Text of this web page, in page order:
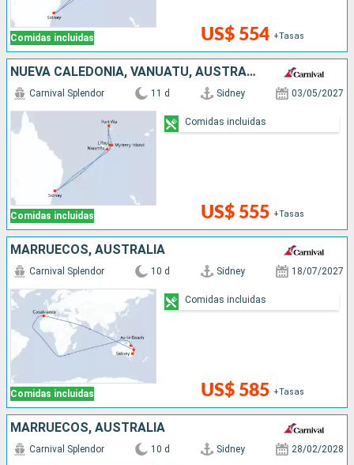
Comidas incluidas US$ 554 +Tasas
NUEVA CALEDONIA, VANUATU, AUSTRALIA
Comidas incluidas
Carnival Splendor 11 d Sidney 03/05/2027
US$ 555 +Tasas
Comidas incluidas
MARRUECOS, AUSTRALIA
Comidas incluidas
Carnival Splendor 10 d Sidney 18/07/2027
US$ 585 +Tasas
Comidas incluidas
MARRUECOS, AUSTRALIA
Carnival Splendor 10 d Sidney 28/02/2028